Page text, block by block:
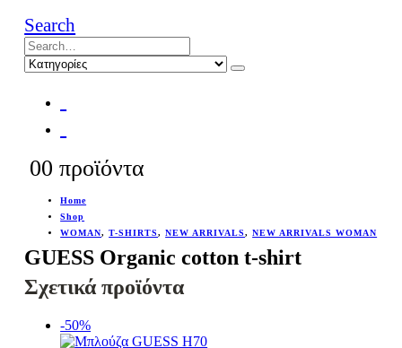
Search
00 προϊόντα
Home
Shop
WOMAN,T-SHIRTS,NEW ARRIVALS,NEW ARRIVALS WOMAN
GUESS Organic cotton t-shirt
Σχετικά προϊόντα
-50%